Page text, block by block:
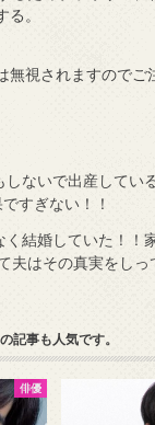
。
無視されますのでご
しないで出産してい
すぎない！！
く結婚していた！！
夫はその真実をしっ
記事も人気です。
俳優